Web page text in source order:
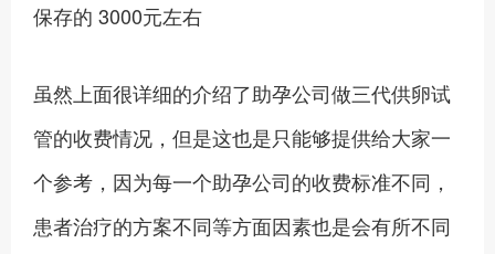
保存的 3000元左右
虽然上面很详细的介绍了助孕公司做三代供卵试
管的收费情况，但是这也是只能够提供给大家一
个参考，因为每一个助孕公司的收费标准不同，
患者治疗的方案不同等方面因素也是会有所不同